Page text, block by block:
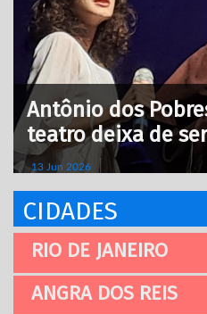
Antônio dos
teatro deixa de
13 Jun 2026
CIDADES
RIO DE JANEIRO
ANGRA DOS REIS